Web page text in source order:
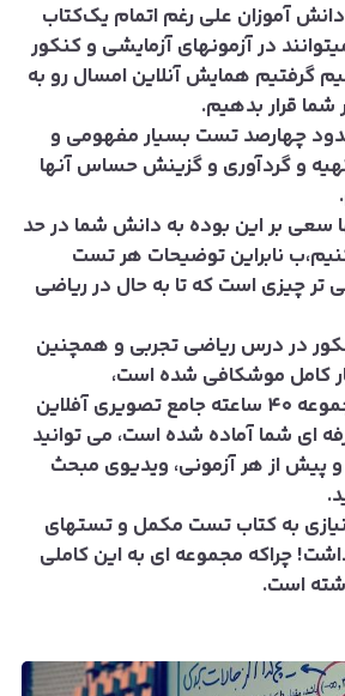
دانش آموزان علی رغم اتمام یک‌کتاب
در آزمونهای آزمایشی و کنکور
گرفتیم همایش آنلاین امسال رو به
شما قرار بدهیم.
چهارصد تست بسیار مفهومی و
و گردآوری و گزینش حساس آنها
سعی بر این بوده به دانش شما در حد
نابراین توضیحات هر تست
تر چیزی است که تا به حال در ریاضی
در درس ریاضی تجربی و همچنین
کامل موشکافی شده است،
با وجود اینکه این مجموعه ۴۰ ساعته جامع تصویری آفلاین
ای شما آماده شده است، می توانید
از هر آزمونی، ویدیوی مبحث
به کتاب تست مکمل و تستهای
چراکه مجموعه ای به این کاملی
است.